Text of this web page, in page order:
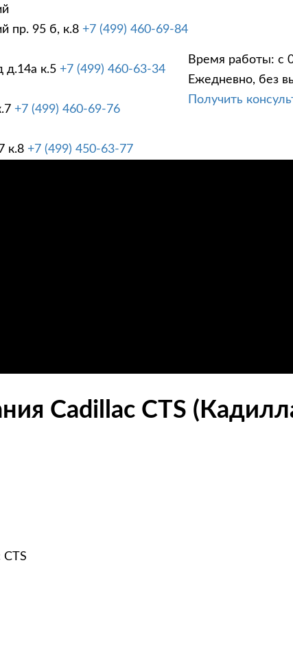
пр. 95 б, к.8 +7 (499) 460-69-84
д.14а к.5 +7 (499) 460-63-34
+7 (499) 460-69-76
к.8 +7 (499) 450-63-77
Время работы: с
Ежедневно, без
Получить
Cadillac CTS